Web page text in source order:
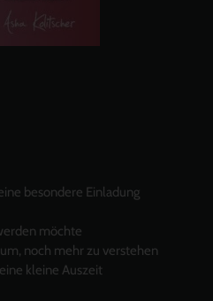
besondere Einladung
möchte
noch mehr zu verstehen
kleine Auszeit